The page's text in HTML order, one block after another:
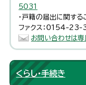
5031
・戸籍の届出に関する
ファクス：0154-
お問い合わせは専
くらし・手続き